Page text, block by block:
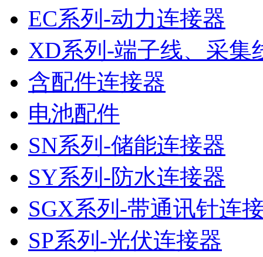
EC系列-动力连接器
XD系列-端子线、采集
含配件连接器
电池配件
SN系列-储能连接器
SY系列-防水连接器
SGX系列-带通讯针连
SP系列-光伏连接器